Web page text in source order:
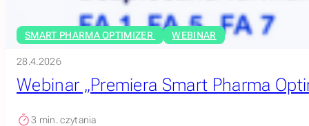
SMART PHARMA OPTIMIZER WEBINAR
28.4.2026
Webinar „Premiera Smart Pharma
3 min. czytania